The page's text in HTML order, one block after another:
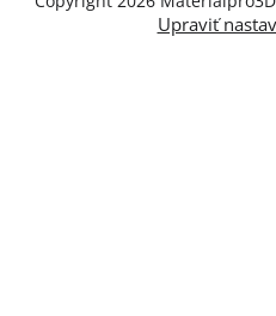
Upraviť